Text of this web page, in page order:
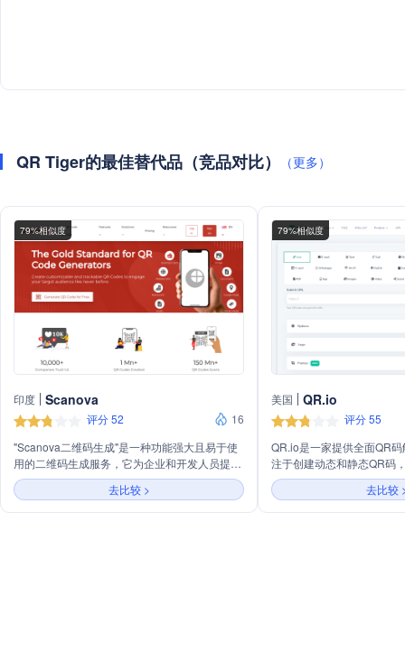
QR Tiger的最佳替代品（竞品对比） （更多）
79%相似度
印度 Scanova
评分 52
16
"Scanova二维码生成"是一种功能强大且易于使
用的二维码生成服务，它为企业和开发人员提供
了从基本到高级的一系列二维码生成和管理功
能。Scanova不仅支持静态二维码的生成，还专
注于动态二维码的创建，允许用户随时编辑链接
去比较 >
79%相似度
美国 QR.io
评分 55
QR.io是一家提供全面QR
注于创建动态和静态QR码
统计数据。用户可以通过
QR码，自定义颜色、形状
描次数、地点和日期。该
去比较